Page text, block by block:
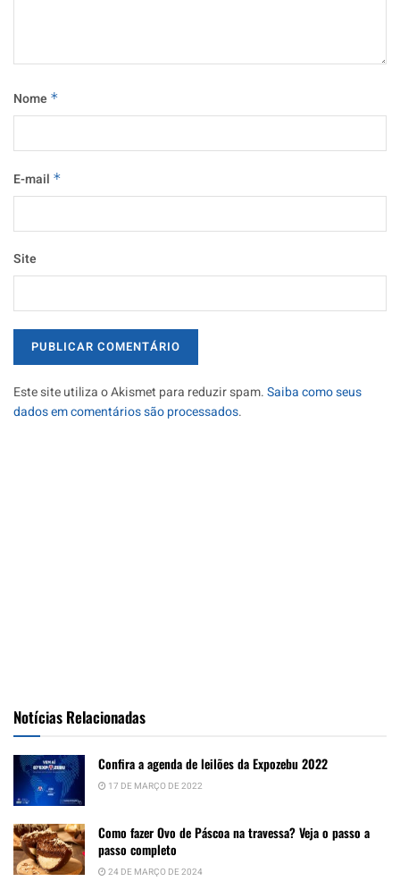
Nome *
E-mail *
Site
Este site utiliza o Akismet para reduzir spam.Saiba como seus
dados em comentários são processados.
Notícias Relacionadas
Confira a agenda de leilões da Expozebu 2022
17 DE MARÇO DE 2022
Como fazer Ovo de Páscoa na travessa? Veja o passo a
passo completo
24 DE MARÇO DE 2024